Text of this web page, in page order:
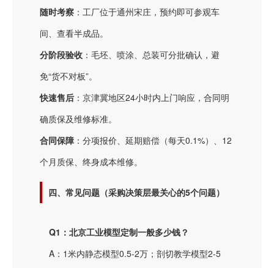
随时考察 ：工厂位于通州宋庄，预约即可参观车
间、查看半成品。
分阶段验收 ：毛坯、喷涂、总装可分批确认，避
免“货不对板”。
快速售后 ：京津冀地区24小时内上门响应，合同明
确质保及维修标准。
合同保障 ：分项报价、延期赔偿（每天0.1%）、12
个月质保、终身成本维修。
四、常见问题（采购决策层最关心的5个问题）
Q1：北京工业模型定制一般多少钱？
A：1米内静态模型0.5-2万；剖切教学模型2-5